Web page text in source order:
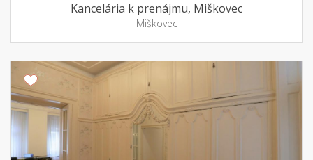
Kancelária k prenájmu, Miškovec
Miškovec